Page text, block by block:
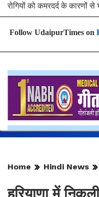
रोगियों को कमरदर्द के कारणों से
Follow UdaipurTimes on
Home Hindi News